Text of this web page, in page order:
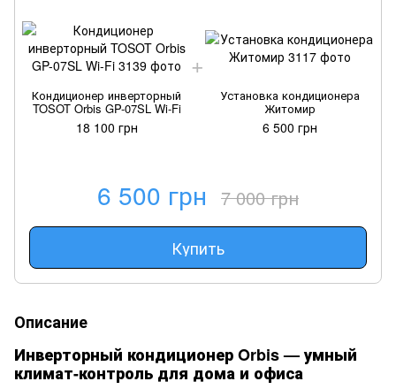
Кондиционер инверторный
TOSOT Orbis GP-07SL Wi-Fi
18 100 грн
Установка кондиционера
Житомир
6 500 грн
6 500 грн 7 000 грн
Купить
Описание
Инверторный кондиционер Orbis — умный
климат-контроль для дома и офиса